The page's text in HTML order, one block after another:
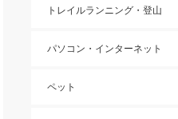
トレイルランニング・登山
パソコン・インターネット
ペット